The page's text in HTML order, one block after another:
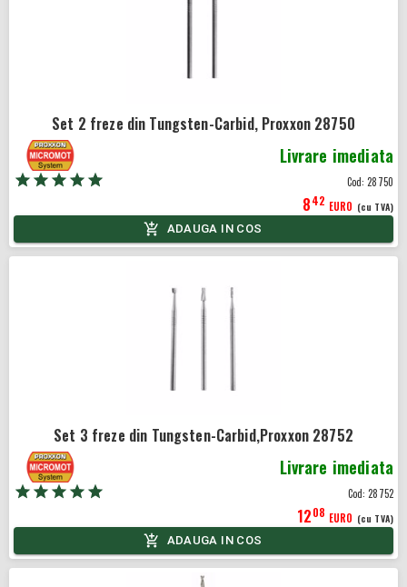
Set 2 freze din Tungsten-Carbid, Proxxon 28750
Livrare imediata
Cod:28750
842 EURO (cu TVA)
ADAUGA IN COS
Set 3 freze din Tungsten-Carbid,Proxxon 28752
Livrare imediata
Cod:28752
1208 EURO (cu TVA)
ADAUGA IN COS